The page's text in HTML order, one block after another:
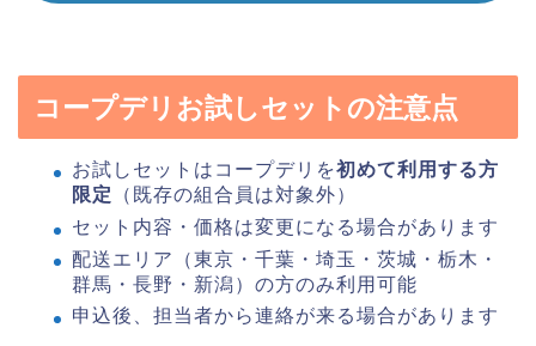
コープデリお試しセットの注意点
お試しセットはコープデリを初めて利用する方
限定
（既存の組合員は対象外）
セット内容・価格は変更になる場合があります
配送エリア（東京・千葉・埼玉・茨城・栃木・
群馬・長野・新潟）の方のみ利用可能
申込後、担当者から連絡が来る場合があります